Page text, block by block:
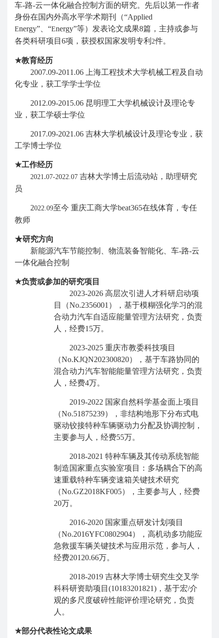
车-路-云一体化融合控制方面的研究。先后以第一作者
身份在国内外高水平学术期刊（“Applied
Energy”、“Energy”等）发表论文成果8篇，主持或参与
各类科研项目 6项，获授权国家发明专利 2件。
★教育经历
2007.09-2011.06
上海工程技术大学机械工程及自动
化专业，获工学学士学位
2012.09-2015.06 昆明理工大学机械设计及理论专
业，获工学硕士学位
2017.09-2021.06 吉林大学机械设计及理论专业，获
工学博士学位
★工作经历
2021 .07-2022.07 吉林大学博士后流动站，助理研究
员
2022.09至今 重庆工商大学beat365在线体育，专任
教师
★研究方向
新能源汽车节能控制、物流装备智能化、车-路-云
一体化融合控制
★负责或参加的研究项目
2023-2026 高层次引进人才科研启动项
目（No.2356001 ），基于模糊强化学习的混
合动力汽车自适应能量管理方法研究，负责
人，经费15万。
2023-2025 重庆市教委科技项目
（No.KJQN202300820），基于车路协同的
混合动力汽车智能能量管理方法研究，负责
人，经费4万。
2019-2022 国家自然科学基金面上项目
（No.51875239），非结构地形下分布式电
驱动铰接特种车辆驱动力分配及协调控制，
主要参与人
，经费55万。
2018-2021 特种车辆及其传动系统智能
制造国家重点实验室项目：多场耦合下的高
速重载特种车辆变速箱关键技术研究
（No.GZ2018KF005）， 主要参与人
，经费
20万。
2016-2020 国家重点研发计划项目
（No.2016YFC0802904）， 高机动多功能应
急救援车辆关键技术与应用示范，参与人，
经费20120.66万。
2018-2019 吉林大学博士研究生交叉学
科科研资助项目 (10183201821) ，基于宏/介
观的多尺度破碎性能评价理论研究，负责
人。
★部分代表性论文成果